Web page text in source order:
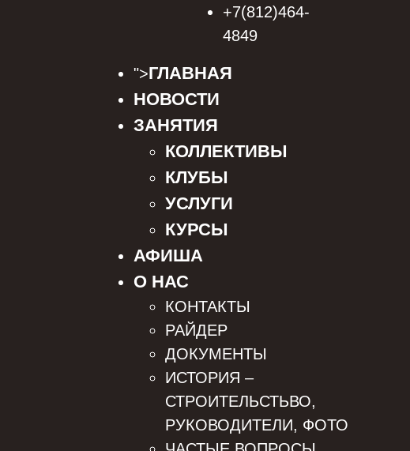
+7(812)464-
4849
">ГЛАВНАЯ
НОВОСТИ
ЗАНЯТИЯ
КОЛЛЕКТИВЫ
КЛУБЫ
УСЛУГИ
КУРСЫ
АФИША
О НАС
КОНТАКТЫ
РАЙДЕР
ДОКУМЕНТЫ
ИСТОРИЯ –
СТРОИТЕЛЬСТЬВО,
РУКОВОДИТЕЛИ, ФОТО